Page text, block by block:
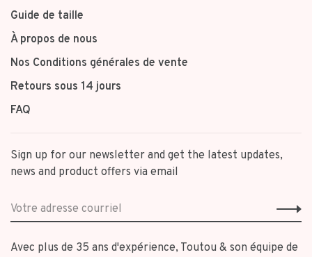
Guide de taille
À propos de nous
Nos Conditions générales de vente
Retours sous 14 jours
FAQ
Sign up for our newsletter and get the latest updates,
news and product offers via email
Avec plus de 35 ans d'expérience, Toutou & son équipe de